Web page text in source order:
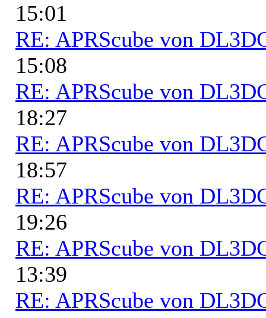
15:01
RE: APRScube von
15:08
RE: APRScube von
18:27
RE: APRScube von
18:57
RE: APRScube von
19:26
RE: APRScube von
13:39
RE: APRScube von